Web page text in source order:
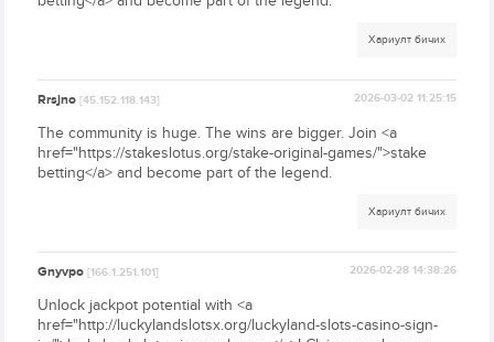
Хариулт бичих
Rrsjno[45.152.118.143] 2026-03-02 11:25:15
The community is huge. The wins are bigger. Join <a
href="https://stakeslotus.org/stake-original-games/">stake
betting</a> and become part of the legend.
Хариулт бичих
Gnyvpo[166.1.251.101] 2026-02-28 14:38:26
Unlock jackpot potential with <a
href="http://luckylandslotsx.org/luckyland-slots-casino-sign-